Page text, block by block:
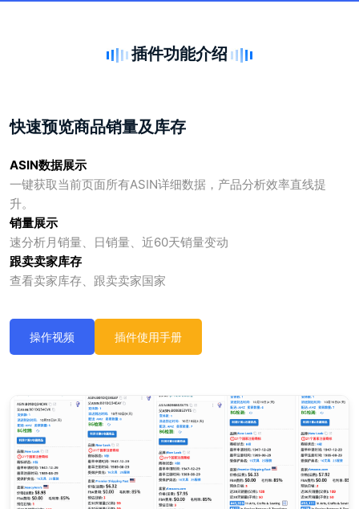
插件功能介绍
快速预览商品销量及库存
ASIN数据展示
一键获取当前页面所有ASIN详细数据，产品分析效率直线提
升。
销量展示
速分析月销量、日销量、近60天销量变动
跟卖卖家库存
查看卖家库存、跟卖卖家国家
操作视频 插件使用手册